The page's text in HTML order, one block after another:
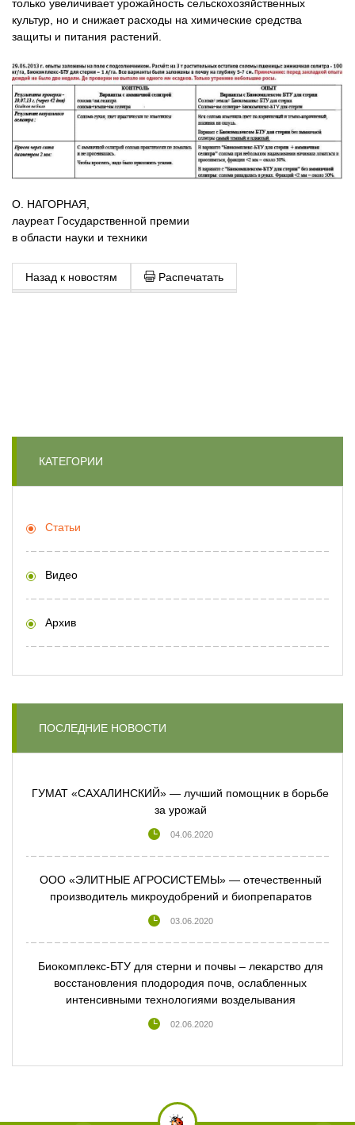
только увеличивает урожайность сельскохозяйственных
культур, но и снижает расходы на химические средства
защиты и питания растений.
О. НАГОРНАЯ,
лауреат Государственной премии
в области науки и техники
Назад к новостям Распечатать
КАТЕГОРИИ
Статьи
Видео
Архив
ПОСЛЕДНИЕ НОВОСТИ
ГУМАТ «САХАЛИНСКИЙ» — лучший помощник в борьбе
за урожай
04.06.2020
ООО «ЭЛИТНЫЕ АГРОСИСТЕМЫ» — отечественный
производитель микроудобрений и биопрепаратов
03.06.2020
Биокомплекс-БТУ для стерни и почвы – лекарство для
восстановления плодородия почв, ослабленных
интенсивными технологиями возделывания
02.06.2020